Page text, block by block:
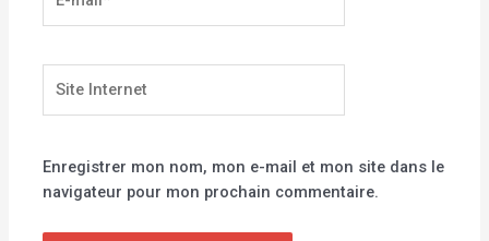
mail*
Internet
Enregistrer mon nom, mon e-mail et mon site dans le
navigateur pour mon prochain commentaire.